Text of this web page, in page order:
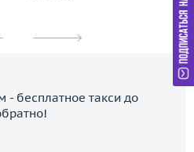
- бесплатное такси до